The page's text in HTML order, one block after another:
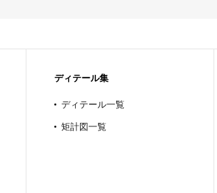
ディテール集
ディテール一覧
矩計図一覧